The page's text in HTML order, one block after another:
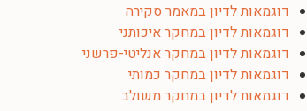
דוגמאות לדיון במאמר סקירה
דוגמאות לדיון במחקר איכותני
דוגמאות לדיון במחקר אנליטי-פרשני
דוגמאות לדיון במחקר כמותי
דוגמאות לדיון במחקר משולב